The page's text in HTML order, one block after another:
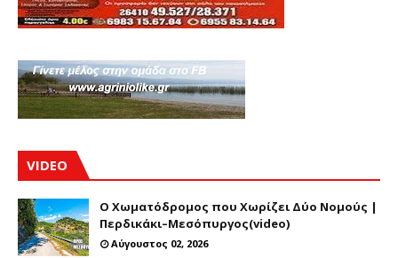
VIDEO
Ο Χωματόδρομος που Χωρίζει Δύο Νομούς |
Περδικάκι–Μεσόπυργος(video)
Αύγουστος 02, 2026